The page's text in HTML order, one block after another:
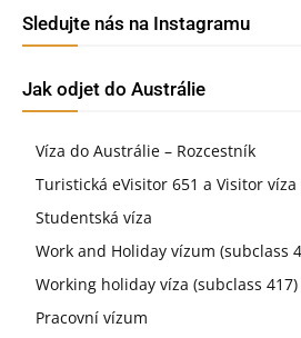
Sledujte nás na Instagramu
Jak odjet do Austrálie
Víza do Austrálie – Rozcestník
Turistická eVisitor 651 a Visitor víza
Studentská víza
Work and Holiday vízum (subclass
Working holiday víza (subclass 417)
Pracovní vízum